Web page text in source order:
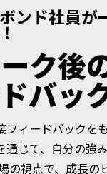
ンド社員が
ク後
バッ
フィードバックを
通じて、自分の強
の視点で、成長の